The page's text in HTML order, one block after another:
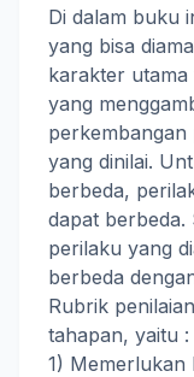
Di dalam buku
yang bisa
karakter utama
yang
yang dinilai.
berbeda,
dapat berbeda.
perilaku yang
berbeda
Rubrik
tahapan, yaitu :
1) Memerlukan